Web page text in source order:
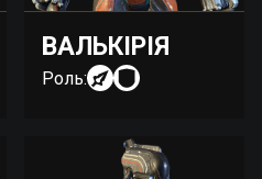
ВАЛЬКІРІЯ
Роль: